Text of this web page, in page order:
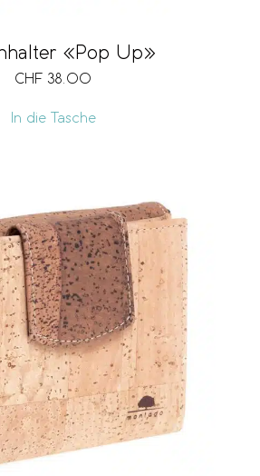
«Pop Up»
CHF 38.00
In die Tasche